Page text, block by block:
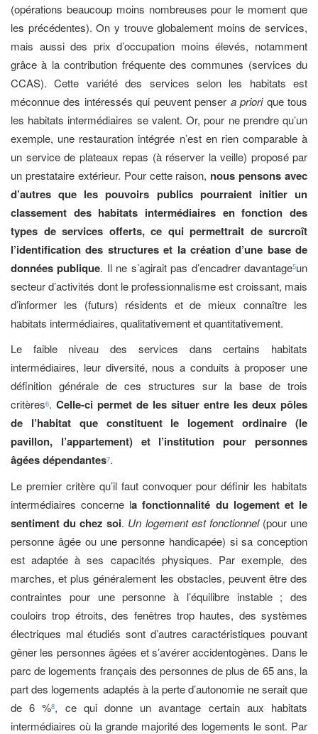
(opérations beaucoup moins nombreuses pour le moment que
les précédentes). On y trouve globalement moins de services,
mais aussi des prix d’occupation moins élevés, notamment
grâce à la contribution fréquente des communes (services du
CCAS). Cette variété des services selon les habitats est
méconnue des intéressés qui peuvent penser a priorique tous
les habitats intermédiaires se valent. Or, pour ne prendre qu’un
exemple, une restauration intégrée n’est en rien comparable à
un service de plateaux repas (à réserver la veille) proposé par
un prestataire extérieur. Pour cette raison, nous pensons avec
d’autres que les pouvoirs publics pourraient initier un
classement des habitats intermédiaires en fonction des
types de services offerts, ce qui permettrait de surcroît
l’identification des structures et la création d’une base de
données publique. Il ne s’agirait pas d’encadrer davantage5un
secteur d’activités dont le professionnalisme est croissant, mais
d’informer les (futurs) résidents et de mieux connaître les
habitats intermédiaires, qualitativement et quantitativement.
Le faible niveau des services dans certains habitats
intermédiaires, leur diversité, nous a conduits à proposer une
définition générale de ces structures sur la base de trois
critères6. Celle-ci permet de les situer entre les deux pôles
de l’habitat que constituent le logement ordinaire (le
pavillon, l’appartement) et l’institution pour personnes
âgées dépendantes7.
Le premier critère qu’il faut convoquer pour définir les habitats
intermédiaires concerne la fonctionnalité du logement et le
sentiment du chez soi. Un logement est fonctionnel(pour une
personne âgée ou une personne handicapée) si sa conception
est adaptée à ses capacités physiques. Par exemple, des
marches, et plus généralement les obstacles, peuvent être des
contraintes pour une personne à l’équilibre instable ; des
couloirs trop étroits, des fenêtres trop hautes, des systèmes
électriques mal étudiés sont d’autres caractéristiques pouvant
gêner les personnes âgées et s’avérer accidentogènes. Dans le
parc de logements français des personnes de plus de 65 ans, la
part des logements adaptés à la perte d’autonomie ne serait que
de 6 %8, ce qui donne un avantage certain aux habitats
intermédiaires où la grande majorité des logements le sont. Par